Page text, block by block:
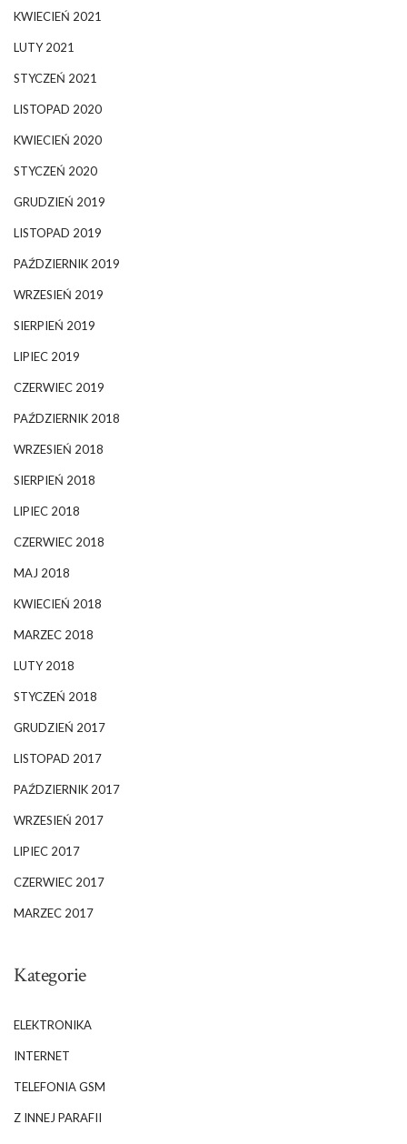
KWIECIEŃ 2021
LUTY 2021
STYCZEŃ 2021
LISTOPAD 2020
KWIECIEŃ 2020
STYCZEŃ 2020
GRUDZIEŃ 2019
LISTOPAD 2019
PAŹDZIERNIK 2019
WRZESIEŃ 2019
SIERPIEŃ 2019
LIPIEC 2019
CZERWIEC 2019
PAŹDZIERNIK 2018
WRZESIEŃ 2018
SIERPIEŃ 2018
LIPIEC 2018
CZERWIEC 2018
MAJ 2018
KWIECIEŃ 2018
MARZEC 2018
LUTY 2018
STYCZEŃ 2018
GRUDZIEŃ 2017
LISTOPAD 2017
PAŹDZIERNIK 2017
WRZESIEŃ 2017
LIPIEC 2017
CZERWIEC 2017
MARZEC 2017
Kategorie
ELEKTRONIKA
INTERNET
TELEFONIA GSM
Z INNEJ PARAFII